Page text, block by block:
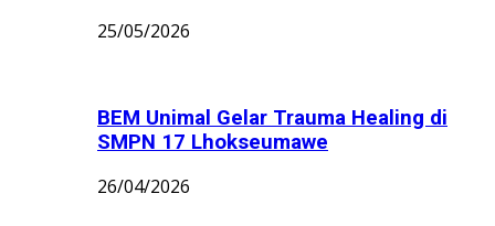
25/05/2026
BEM Unimal Gelar Trauma Healing di
SMPN 17 Lhokseumawe
26/04/2026